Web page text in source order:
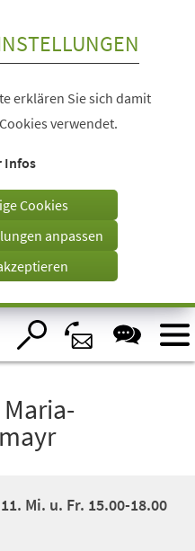
erklären Sie sich damit
verwendet.
Infos
Cookies
anpassen
Maria-
Mi. u. Fr. 15.00-18.00